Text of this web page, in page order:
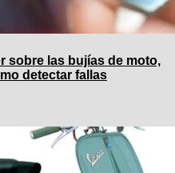
sobre las bujías de moto,
detectar fallas